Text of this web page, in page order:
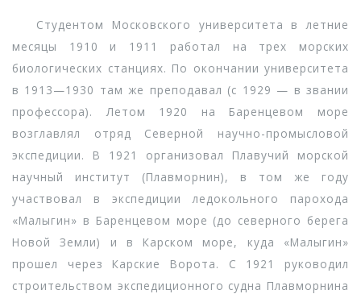
Студентом Московского университета в летние
месяцы 1910 и 1911 работал на трех морских
биологических станциях. По окончании университета
в 1913—1930 там же преподавал (с 1929 — в звании
профессора). Летом 1920 на Баренцевом море
возглавлял отряд Северной научно-промысловой
экспедиции. В 1921 организовал Плавучий морской
научный институт (Плавморнин), в том же году
участвовал в экспедиции ледокольного парохода
«Малыгин» в Баренцевом море (до северного берега
Новой Земли) и в Карском море, куда «Малыгин»
прошел через Карские Ворота. С 1921 руководил
строительством экспедиционного судна Плавморнина